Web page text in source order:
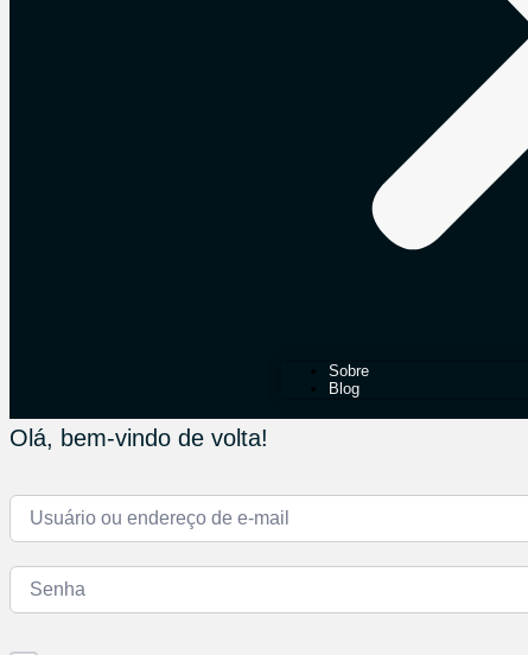
Sobre
Blog
Olá, bem-vindo de volta!